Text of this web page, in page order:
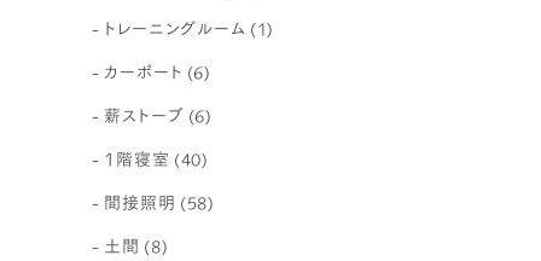
トレーニングルーム (1)
カーポート (6)
薪ストーブ (6)
1階寝室 (40)
間接照明 (58)
土間 (8)